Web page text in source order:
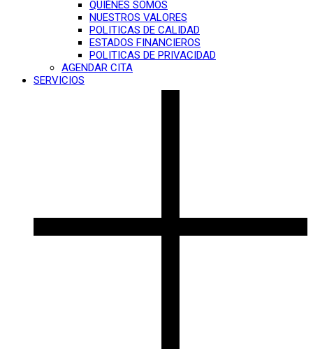
QUIÉNES SOMOS
NUESTROS VALORES
POLITICAS DE CALIDAD
ESTADOS FINANCIEROS
POLITICAS DE PRIVACIDAD
AGENDAR CITA
SERVICIOS